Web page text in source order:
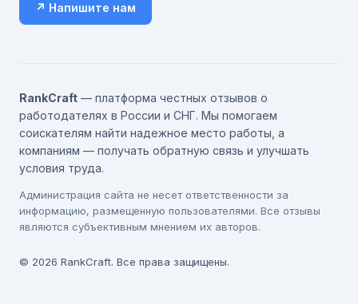
↗ Напишите нам
RankCraft — платформа честных отзывов о
работодателях в России и СНГ. Мы помогаем
соискателям найти надежное место работы, а
компаниям — получать обратную связь и улучшать
условия труда.
Администрация сайта не несет ответственности за
информацию, размещенную пользователями. Все отзывы
являются субъективным мнением их авторов.
© 2026 RankCraft. Все права защищены.